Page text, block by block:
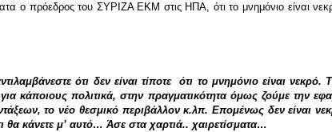
ο πρόεδρος του ΣΥΡΙΖΑ ΕΚΜ στις ΗΠΑ, ότι το μνημόνιο είναι
ότι δεν είναι τίποτε ότι το μνημόνιο είναι
κάποιους πολιτικά, στην πραγματικότητα όμως ζούμε την
το νέο θεσμικό περιβάλλον κ.λπ. Επομένως δεν είναι
θα κάνετε μʼ αυτό… Άσε στα χαρτιά.. χαιρετίσματα…